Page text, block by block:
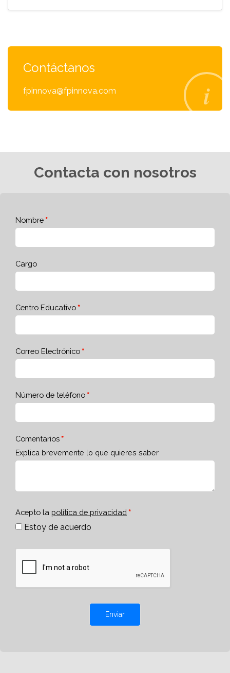
Contáctanos
fpinnova@fpinnova.com
Contacta con nosotros
Nombre
Cargo
Centro Educativo
Correo Electrónico
Número de teléfono
Comentarios
Explica brevemente lo que quieres saber
Acepto la política de privacidad
Estoy de acuerdo
Enviar